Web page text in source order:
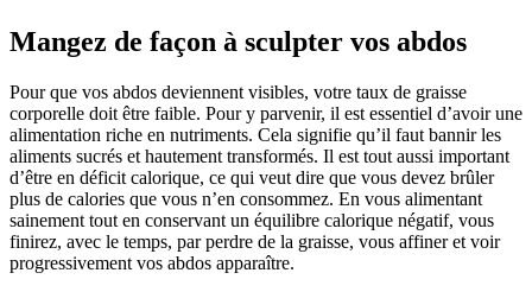
Mangez de façon à sculpter vos abdos
Pour que vos abdos deviennent visibles, votre taux de graisse
corporelle doit être faible. Pour y parvenir, il est essentiel d’avoir une
alimentation riche en nutriments. Cela signifie qu’il faut bannir les
aliments sucrés et hautement transformés. Il est tout aussi important
d’être en déficit calorique, ce qui veut dire que vous devez brûler
plus de calories que vous n’en consommez. En vous alimentant
sainement tout en conservant un équilibre calorique négatif, vous
finirez, avec le temps, par perdre de la graisse, vous affiner et voir
progressivement vos abdos apparaître.